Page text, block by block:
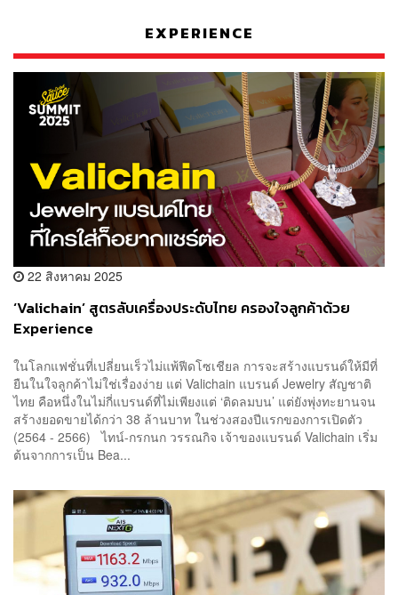
EXPERIENCE
22 สิงหาคม 2025
‘Valichain’ สูตรลับเครื่องประดับไทย ครองใจลูกค้าด้วย
Experience
ในโลกแฟชั่นที่เปลี่ยนเร็วไม่แพ้ฟีดโซเชียล การจะสร้างแบรนด์ให้มีที่
ยืนในใจลูกค้าไม่ใช่เรื่องง่าย แต่ Valichain แบรนด์ Jewelry สัญชาติ
ไทย คือหนึ่งในไม่กี่แบรนด์ที่ไม่เพียงแต่ ‘ติดลมบน’ แต่ยังพุ่งทะยานจน
สร้างยอดขายได้กว่า 38 ล้านบาท ในช่วงสองปีแรกของการเปิดตัว
(2564 - 2566) ไทน์-กรกนก วรรณกิจ เจ้าของแบรนด์ Valichain เริ่ม
ต้นจากการเป็น Bea...